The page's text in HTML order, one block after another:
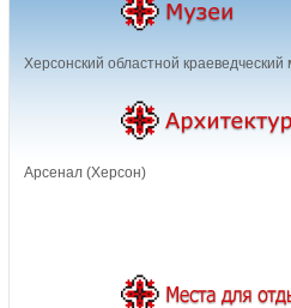
Херсонский областной
Арсенал (Херсон)